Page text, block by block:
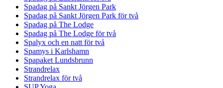
Spadag på Sankt Jörgen Park
Spadag på Sankt Jörgen Park för två
Spadag på The Lodge
Spadag på The Lodge för två
Spalyx och en natt för två
Spamys i Karlshamn
Spapaket Lundsbrunn
Strandrelax
Strandrelax för två